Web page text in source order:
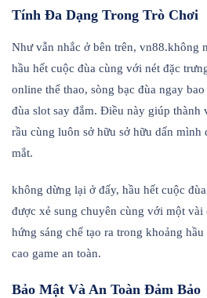
Tính Đa Dạng Trong Trò Chơi
Như vẫn nhắc ở bên trên, vn88.không
hầu hết cuộc đùa cùng với nét đặc
online thể thao, sòng bạc đùa ngay
đùa slot say đắm. Điều này giúp thành
rầu cùng luôn sở hữu sở hữu dấn mình
mắt.
không dừng lại ở đấy, hầu hết cuộc
được xẻ sung chuyên cùng với một vài
hứng sáng chế tạo ra trong khoảng
cao game an toàn.
Bảo Mật Và An Toàn Đảm Bảo